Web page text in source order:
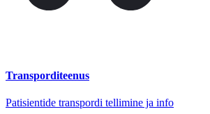
Transporditeenus
Patisientide transpordi tellimine ja info